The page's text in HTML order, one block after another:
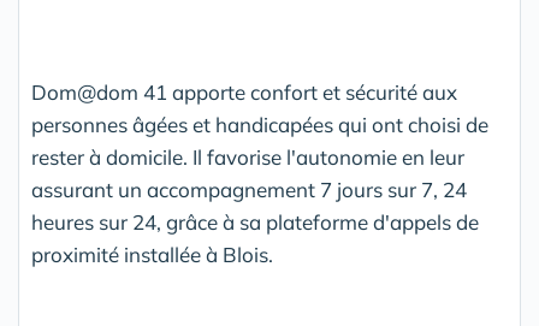
Dom@dom 41 apporte confort et sécurité aux
personnes âgées et handicapées qui ont choisi de
rester à domicile. Il favorise l'autonomie en leur
assurant un accompagnement 7 jours sur 7, 24
heures sur 24, grâce à sa plateforme d'appels de
proximité installée à Blois.